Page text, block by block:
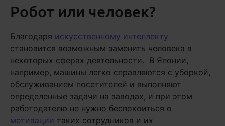
Робот или человек?
Благодаря искусственному интеллекту
становится возможным заменить человека в
некоторых сферах деятельности. В Японии,
например, машины легко справляются с уборкой,
обслуживанием посетителей и выполняют
определенные задачи на заводах, и при этом
работодателю не нужно беспокоиться о
мотивации таких сотрудников и их